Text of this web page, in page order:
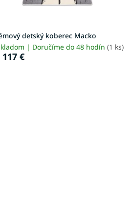
detský koberec Macko
| Doručíme do 48 hodín (1 ks)
117 €